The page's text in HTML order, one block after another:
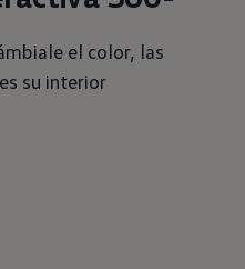
el color, las
su interior